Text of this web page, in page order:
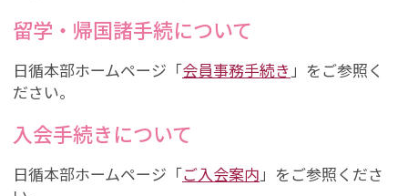
留学・帰国諸手続について
日循本部ホームページ「会員事務手続き」をご参照く
ださい。
入会手続きについて
日循本部ホームページ「ご入会案内」をご参照くださ